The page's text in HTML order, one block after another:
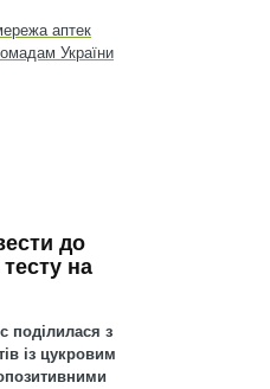
аптек
України
до
на
поділилася з
із цукровим